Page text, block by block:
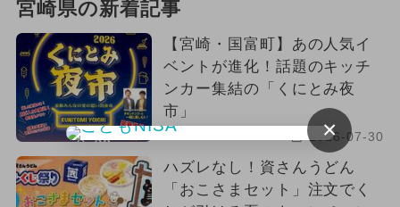
宮崎県の新着記事
【宮崎・国富町】あの人気イ
ベントが進化！話題のキッチ
ンカー集結の「くにとみ夜
市」
2026-07-30
ハズレなし！資さんうどん
「おこさまセット」注文でく
×